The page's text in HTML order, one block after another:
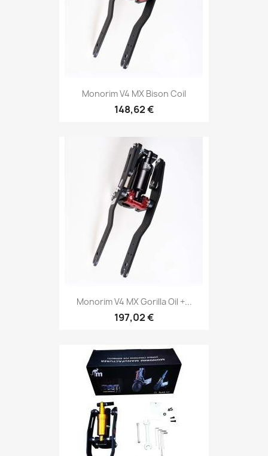
Monorim V4 MX Bison Coil
148,62 €
Monorim V4 MX Gorilla Oil +...
197,02 €